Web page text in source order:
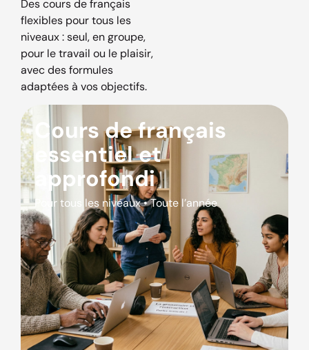
Des cours de français
flexibles pour tous les
niveaux : seul, en groupe,
pour le travail ou le plaisir,
avec des formules
adaptées à vos objectifs.
Cours de français
essentiel et
approfondi
Pour tous les niveaux • Toute l’année